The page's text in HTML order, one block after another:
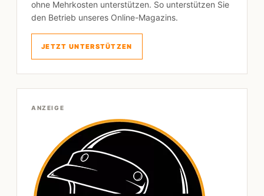
ohne Mehrkosten unterstützen. So unterstützen Sie
den Betrieb unseres Online-Magazins.
JETZT UNTERSTÜTZEN
ANZEIGE